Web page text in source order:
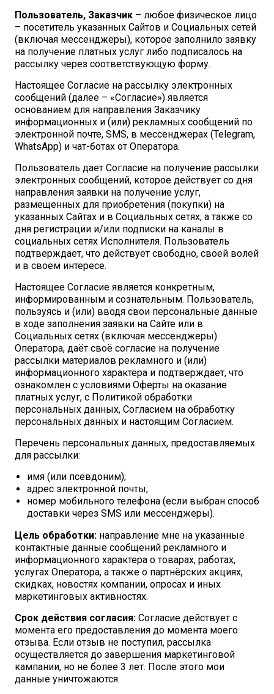
Пользователь, Заказчик – любое физическое лицо
– посетитель указанных Сайтов и Социальных сетей
(включая мессенджеры), которое заполнило заявку
на получение платных услуг либо подписалось на
рассылку через соответствующую форму.
Настоящее Согласие на рассылку электронных
сообщений (далее – «Согласие») является
основанием для направления Заказчику
информационных и (или) рекламных сообщений по
электронной почте, SMS, в мессенджерах (Telegram,
WhatsApp) и чат-ботах от Оператора.
Пользователь дает Согласие на получение рассылки
электронных сообщений, которое действует со дня
направления заявки на получение услуг,
размещенных для приобретения (покупки) на
указанных Сайтах и в Социальных сетях, а также со
дня регистрации и/или подписки на каналы в
социальных сетях Исполнителя. Пользователь
подтверждает, что действует свободно, своей волей
и в своем интересе.
Настоящее Согласие является конкретным,
информированным и сознательным. Пользователь,
пользуясь и (или) вводя свои персональные данные
в ходе заполнения заявки на Сайте или в
Социальных сетях (включая мессенджеры)
Оператора, даёт своё согласие на получение
рассылки материалов рекламного и (или)
информационного характера и подтверждает, что
ознакомлен с условиями Оферты на оказание
платных услуг, с Политикой обработки
персональных данных, Согласием на обработку
персональных данных и настоящим Согласием.
Перечень персональных данных, предоставляемых
для рассылки:
имя (или псевдоним);
адрес электронной почты;
номер мобильного телефона (если выбран способ
доставки через SMS или мессенджеры).
Цель обработки: направление мне на указанные
контактные данные сообщений рекламного и
информационного характера о товарах, работах,
услугах Оператора, а также о партнёрских акциях,
скидках, новостях компании, опросах и иных
маркетинговых активностях.
Срок действия согласия: Согласие действует с
момента его предоставления до момента моего
отзыва. Если отзыв не поступил, рассылка
осуществляется до завершения маркетинговой
кампании, но не более 3 лет. После этого мои
данные уничтожаются.